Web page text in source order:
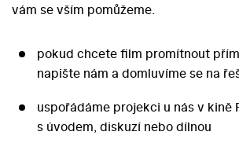
vám se vším pomůžeme.
pokud chcete film promítnout
napište nám a domluvíme se na
uspořádáme projekci u nás v kině
s úvodem, diskuzí nebo dílnou